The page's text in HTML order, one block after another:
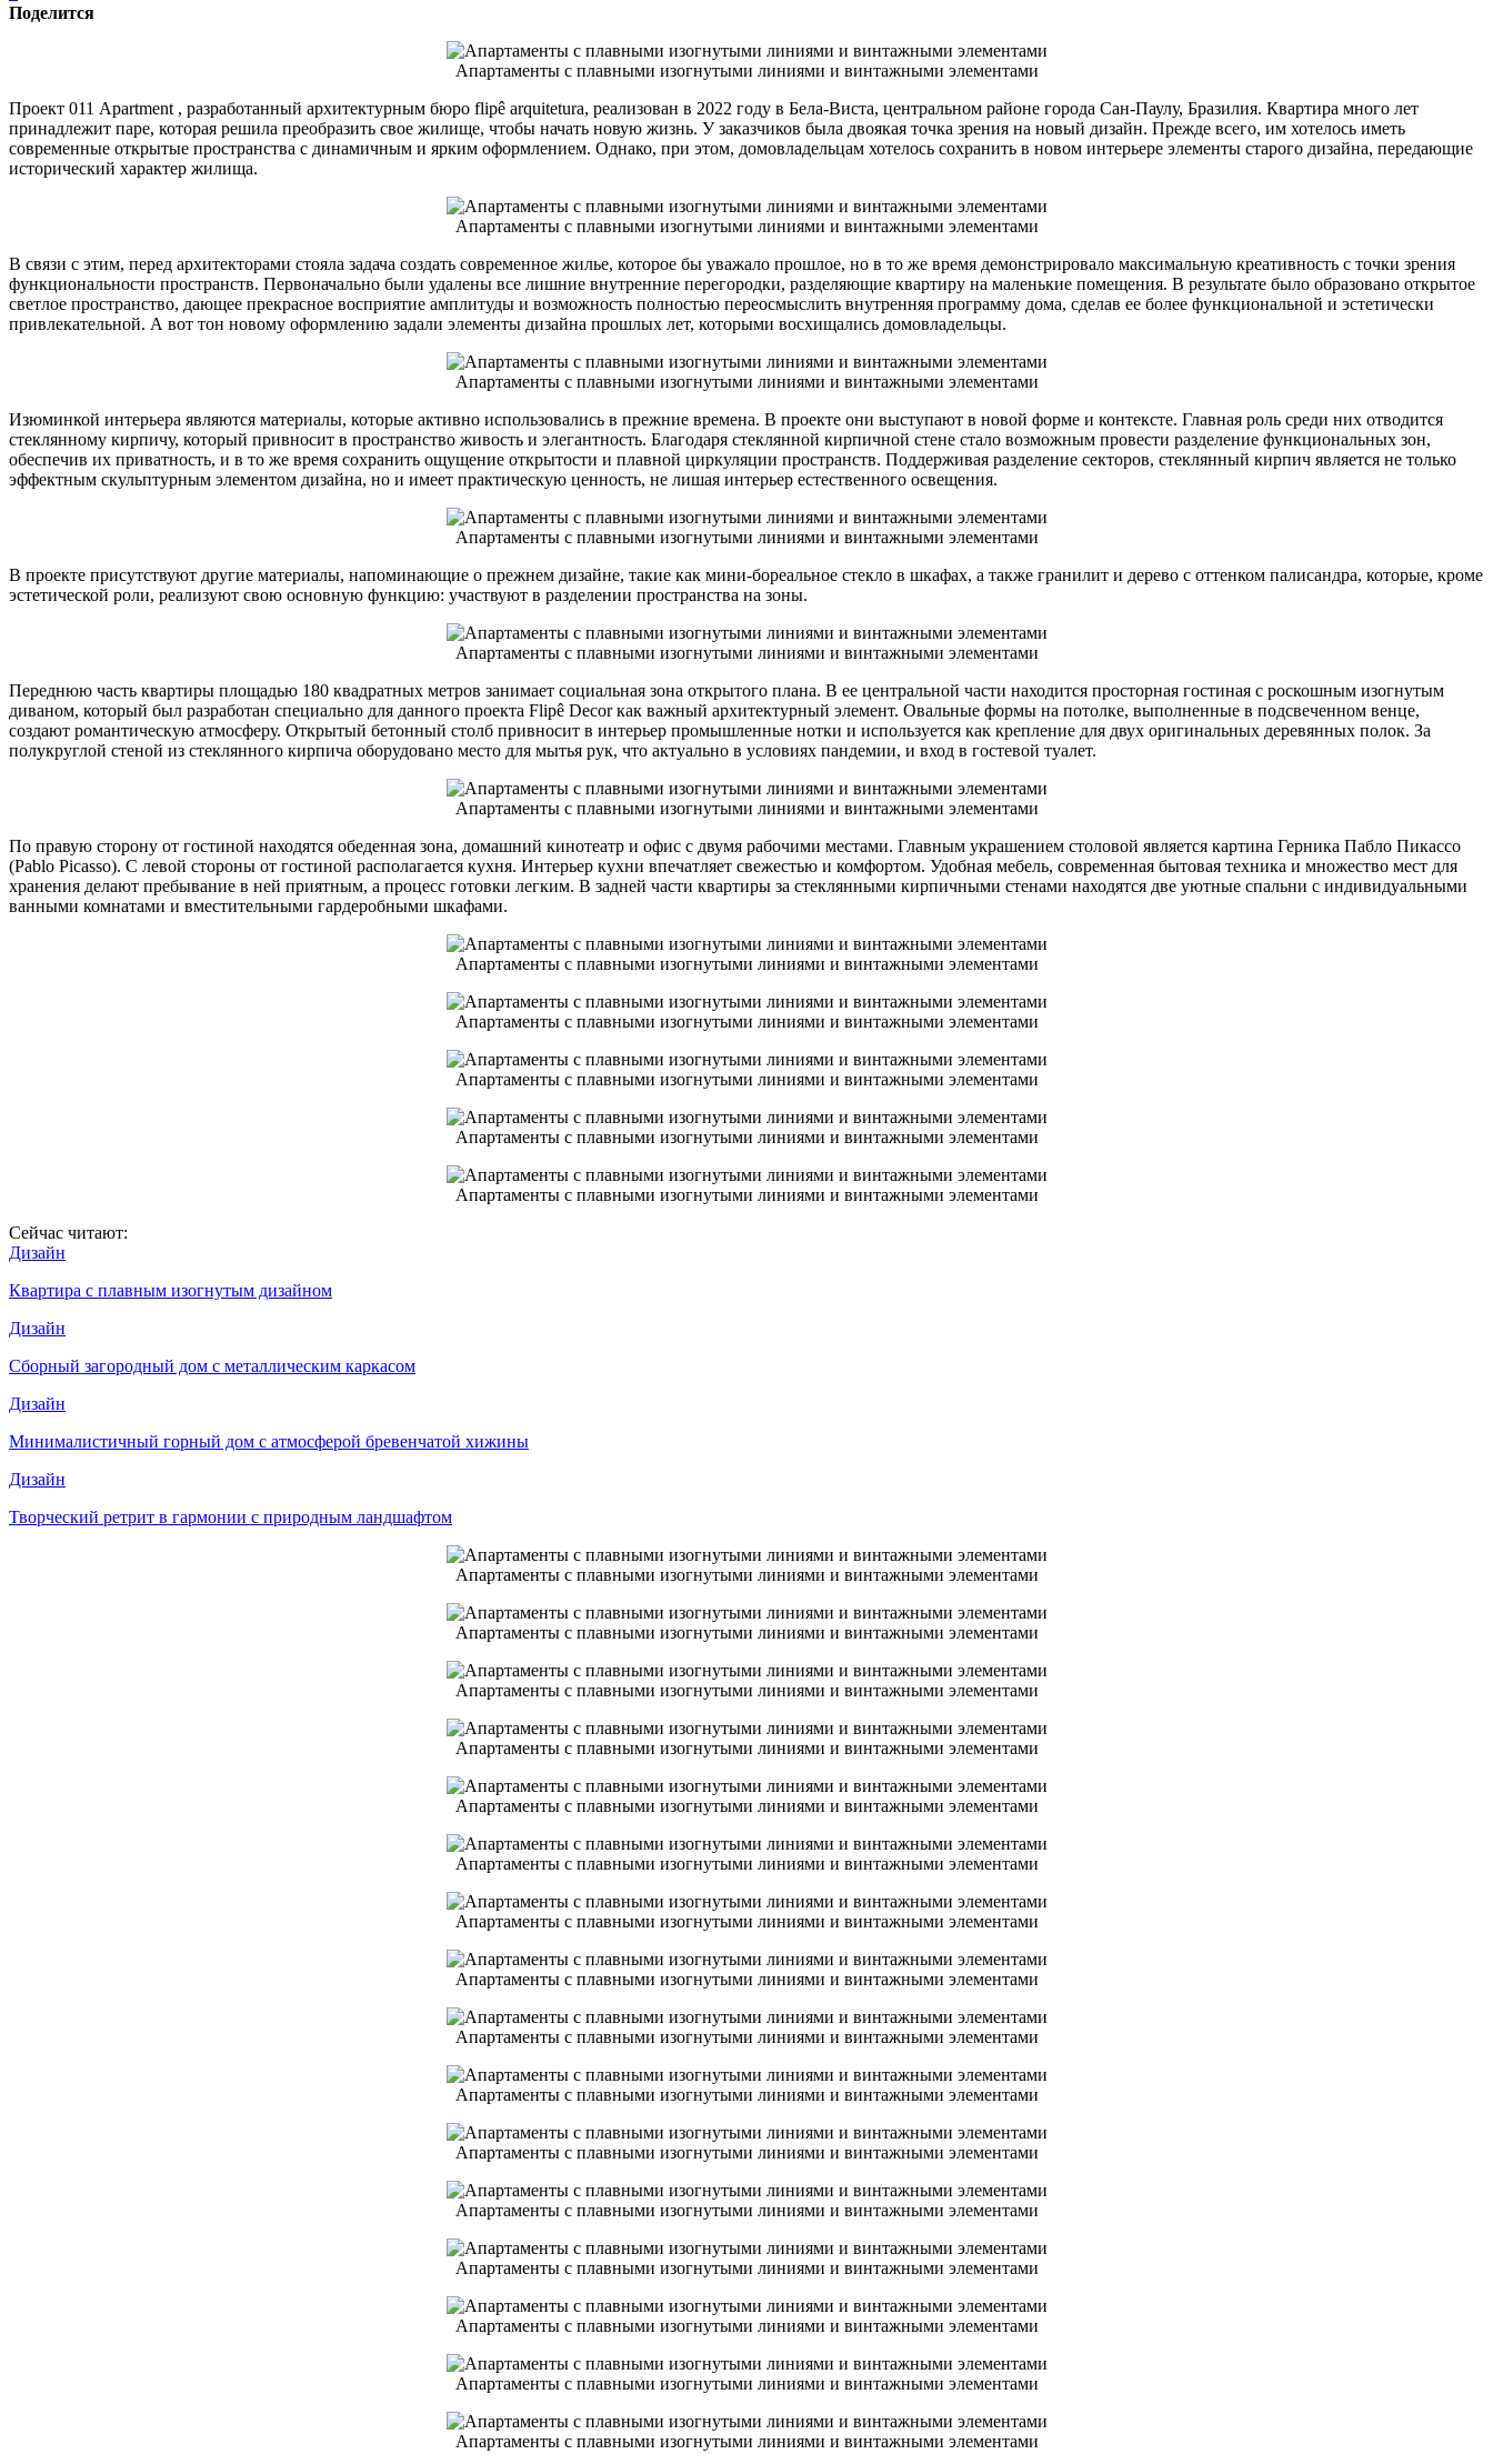
Поделится
Апартаменты с плавными изогнутыми линиями и винтажными элементами
Проект 011 Apartment , разработанный архитектурным бюро flipê arquitetura, реализован в 2022 году в Бела-Виста, центральном районе города Сан-Паулу, Бразилия. Квартира много лет
принадлежит паре, которая решила преобразить свое жилище, чтобы начать новую жизнь. У заказчиков была двоякая точка зрения на новый дизайн. Прежде всего, им хотелось иметь
современные открытые пространства с динамичным и ярким оформлением. Однако, при этом, домовладельцам хотелось сохранить в новом интерьере элементы старого дизайна, передающие
исторический характер жилища.
Апартаменты с плавными изогнутыми линиями и винтажными элементами
В связи с этим, перед архитекторами стояла задача создать современное жилье, которое бы уважало прошлое, но в то же время демонстрировало максимальную креативность с точки зрения
функциональности пространств. Первоначально были удалены все лишние внутренние перегородки, разделяющие квартиру на маленькие помещения. В результате было образовано открытое
светлое пространство, дающее прекрасное восприятие амплитуды и возможность полностью переосмыслить внутренняя программу дома, сделав ее более функциональной и эстетически
привлекательной. А вот тон новому оформлению задали элементы дизайна прошлых лет, которыми восхищались домовладельцы.
Апартаменты с плавными изогнутыми линиями и винтажными элементами
Изюминкой интерьера являются материалы, которые активно использовались в прежние времена. В проекте они выступают в новой форме и контексте. Главная роль среди них отводится
стеклянному кирпичу, который привносит в пространство живость и элегантность. Благодаря стеклянной кирпичной стене стало возможным провести разделение функциональных зон,
обеспечив их приватность, и в то же время сохранить ощущение открытости и плавной циркуляции пространств. Поддерживая разделение секторов, стеклянный кирпич является не только
эффектным скульптурным элементом дизайна, но и имеет практическую ценность, не лишая интерьер естественного освещения.
Апартаменты с плавными изогнутыми линиями и винтажными элементами
В проекте присутствуют другие материалы, напоминающие о прежнем дизайне, такие как мини-бореальное стекло в шкафах, а также гранилит и дерево с оттенком палисандра, которые, кроме
эстетической роли, реализуют свою основную функцию: участвуют в разделении пространства на зоны.
Апартаменты с плавными изогнутыми линиями и винтажными элементами
Переднюю часть квартиры площадью 180 квадратных метров занимает социальная зона открытого плана. В ее центральной части находится просторная гостиная с роскошным изогнутым
диваном, который был разработан специально для данного проекта Flipê Decor как важный архитектурный элемент. Овальные формы на потолке, выполненные в подсвеченном венце,
создают романтическую атмосферу. Открытый бетонный столб привносит в интерьер промышленные нотки и используется как крепление для двух оригинальных деревянных полок. За
полукруглой стеной из стеклянного кирпича оборудовано место для мытья рук, что актуально в условиях пандемии, и вход в гостевой туалет.
Апартаменты с плавными изогнутыми линиями и винтажными элементами
По правую сторону от гостиной находятся обеденная зона, домашний кинотеатр и офис с двумя рабочими местами. Главным украшением столовой является картина Герника Пабло Пикассо
(Pablo Picasso). С левой стороны от гостиной располагается кухня. Интерьер кухни впечатляет свежестью и комфортом. Удобная мебель, современная бытовая техника и множество мест для
хранения делают пребывание в ней приятным, а процесс готовки легким. В задней части квартиры за стеклянными кирпичными стенами находятся две уютные спальни с индивидуальными
ванными комнатами и вместительными гардеробными шкафами.
Апартаменты с плавными изогнутыми линиями и винтажными элементами
Апартаменты с плавными изогнутыми линиями и винтажными элементами
Апартаменты с плавными изогнутыми линиями и винтажными элементами
Апартаменты с плавными изогнутыми линиями и винтажными элементами
Апартаменты с плавными изогнутыми линиями и винтажными элементами
Сейчас читают:
Дизайн
Квартира с плавным изогнутым дизайном
Дизайн
Сборный загородный дом с металлическим каркасом
Дизайн
Минималистичный горный дом с атмосферой бревенчатой хижины
Дизайн
Творческий ретрит в гармонии с природным ландшафтом
Апартаменты с плавными изогнутыми линиями и винтажными элементами
Апартаменты с плавными изогнутыми линиями и винтажными элементами
Апартаменты с плавными изогнутыми линиями и винтажными элементами
Апартаменты с плавными изогнутыми линиями и винтажными элементами
Апартаменты с плавными изогнутыми линиями и винтажными элементами
Апартаменты с плавными изогнутыми линиями и винтажными элементами
Апартаменты с плавными изогнутыми линиями и винтажными элементами
Апартаменты с плавными изогнутыми линиями и винтажными элементами
Апартаменты с плавными изогнутыми линиями и винтажными элементами
Апартаменты с плавными изогнутыми линиями и винтажными элементами
Апартаменты с плавными изогнутыми линиями и винтажными элементами
Апартаменты с плавными изогнутыми линиями и винтажными элементами
Апартаменты с плавными изогнутыми линиями и винтажными элементами
Апартаменты с плавными изогнутыми линиями и винтажными элементами
Апартаменты с плавными изогнутыми линиями и винтажными элементами
Апартаменты с плавными изогнутыми линиями и винтажными элементами